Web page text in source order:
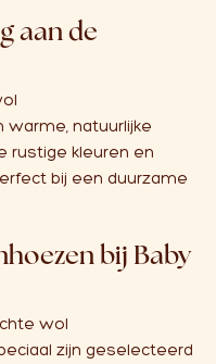
aan de
natuurlijke
rustige kleuren en
bij een duurzame
bij Baby
wol
zijn geselecteerd